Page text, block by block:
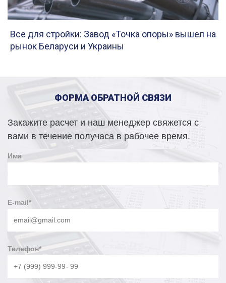
Все для стройки: Завод «Точка опоры» вышел на
рынок Беларуси и Украины
ФОРМА ОБРАТНОЙ СВЯЗИ
Закажите расчет и наш менеджер свяжется с
вами в течение получаса в рабочее время.
Имя
E-mail*
Телефон*